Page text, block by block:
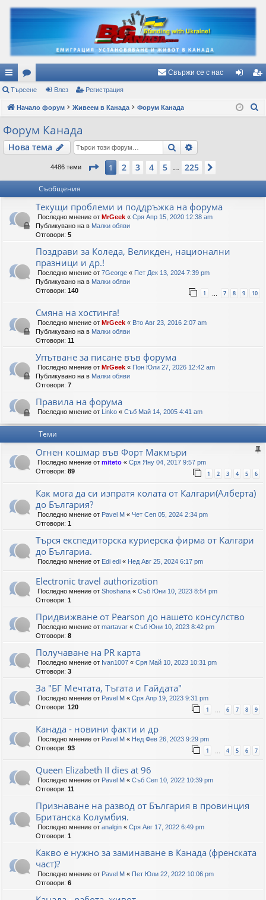
ъ
рз
и
вр
ки
ор
ум
Свържи се с нас
з ис
Търсене Влез Регистрация
Начало форум Живеем в Канада Форум Канада
Форум Канада
Нова тема Търсене
4486 теми Страница от 225
1 2 3 4 5 225
Съобщения
Текущи проблеми и поддръжка на форума
Последно мнение от MrGeek « Сря Апр 15, 2020 12:38 am
Публикувано на в Малки обяви
Отговори: 5
Поздрави за Коледа, Великден, национални
празници и др.!
Последно мнение от 7George « Пет Дек 13, 2024 7:39 pm
Публикувано на в Малки обяви
Отговори: 140 1 7 8 9 10
Смяна на хостинга!
Последно мнение от MrGeek « Вто Авг 23, 2016 2:07 am
Публикувано на в Малки обяви
Отговори: 11
Упътване за писане във форума
Последно мнение от MrGeek « Пон Юли 27, 2026 12:42 am
Публикувано на в Малки обяви
Отговори: 7
Правила на форума
Последно мнение от Linko « Съб Май 14, 2005 4:41 am
Теми
Огнен кошмар във Форт Макмъри
Последно мнение от miteto « Сря Яну 04, 2017 9:57 pm
Отговори: 89 1 2 3 4 5 6
Как мога да си изпратя колата от Калгари(Алберта)
до България?
Последно мнение от Pavel M « Чет Сеп 05, 2024 2:34 pm
Отговори: 1
Търся експедиторска куриерска фирма от Калгари
до Българиа.
Последно мнение от Edi edi « Нед Авг 25, 2024 6:17 pm
Electronic travel authorization
Последно мнение от Shoshana « Съб Юни 10, 2023 8:54 pm
Отговори: 1
Придвижване от Pearson до нашето консулство
Последно мнение от martavar « Съб Юни 10, 2023 8:42 pm
Отговори: 8
Получаване на PR карта
Последно мнение от Ivan1007 « Сря Май 10, 2023 10:31 pm
Отговори: 3
За "БГ Мечтата, Тъгата и Гайдата"
Последно мнение от Pavel M « Сря Апр 19, 2023 9:31 pm
Отговори: 120 1 … 6 7 8 9
Канада - новини факти и др
Последно мнение от Pavel M « Нед Фев 26, 2023 9:29 pm
Отговори: 93 1 … 4 5 6 7
Queen Elizabeth II dies at 96
Последно мнение от Pavel M « Съб Сеп 10, 2022 10:39 pm
Отговори: 11
Признаване на развод от България в провинция
Британска Колумбия.
Последно мнение от analgin « Сря Авг 17, 2022 6:49 pm
Отговори: 1
Какво е нужно за заминаване в Канада (френската
част)?
Последно мнение от Pavel M « Пет Юли 22, 2022 10:06 pm
Отговори: 6